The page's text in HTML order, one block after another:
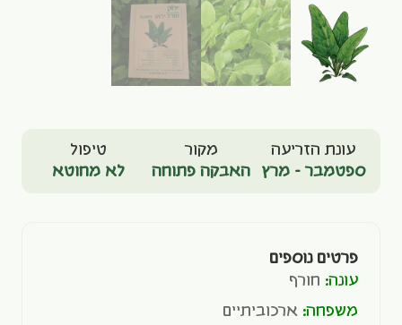
עונת הזריעה
ספטמבר - מרץ
מקור
האבקה פתוחה
טיפול
לא מחוטא
פרטים נוספים
עונה: חורף
משפחה: ארכוביתיים